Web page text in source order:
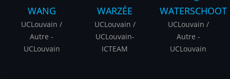
WANG
UCLouvain /
Autre -
UCLouvain
WARZÉE
UCLouvain /
UCLouvain-
ICTEAM
WATERSCHOOT
UCLouvain /
Autre -
UCLouvain